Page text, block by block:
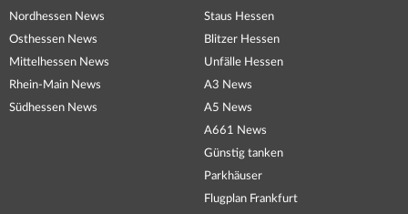
Nordhessen News
Osthessen News
Mittelhessen News
Rhein-Main News
Südhessen News
Staus Hessen
Blitzer Hessen
Unfälle Hessen
A3 News
A5 News
A661 News
Günstig tanken
Parkhäuser
Flugplan Frankfurt